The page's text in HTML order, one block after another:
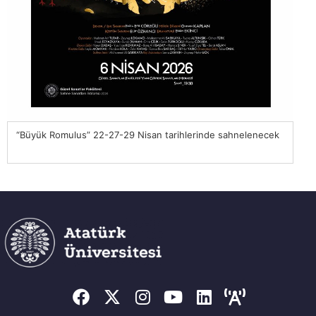
“Büyük Romulus” 22-27-29 Nisan tarihlerinde sahnelenecek